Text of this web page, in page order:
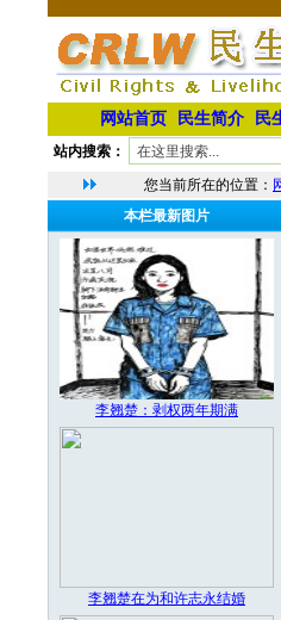
网站首页 民生简介 民
站内搜索：
您当前所在的位置：
本栏最新图片
李翘楚：剥权两年期满
李翘楚在为和许志永结婚